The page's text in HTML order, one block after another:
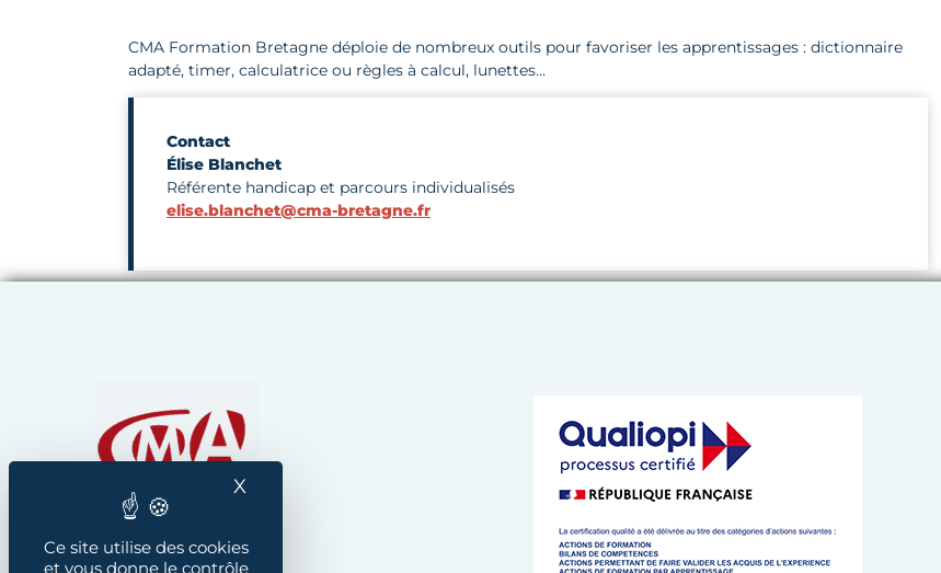
Ce site utilise des cookies
et vous donne le contrôle
X Masquer le bandeau des cookies
CMA Formation Bretagne déploie de nombreux outils pour favoriser les apprentissages : dictionnaire
adapté, timer, calculatrice ou règles à calcul, lunettes…
Contact
Élise Blanchet
Référente handicap et parcours individualisés
elise.blanchet@cma-bretagne.fr
Chambre de Métiers et de l’Artisanat de Bretagne